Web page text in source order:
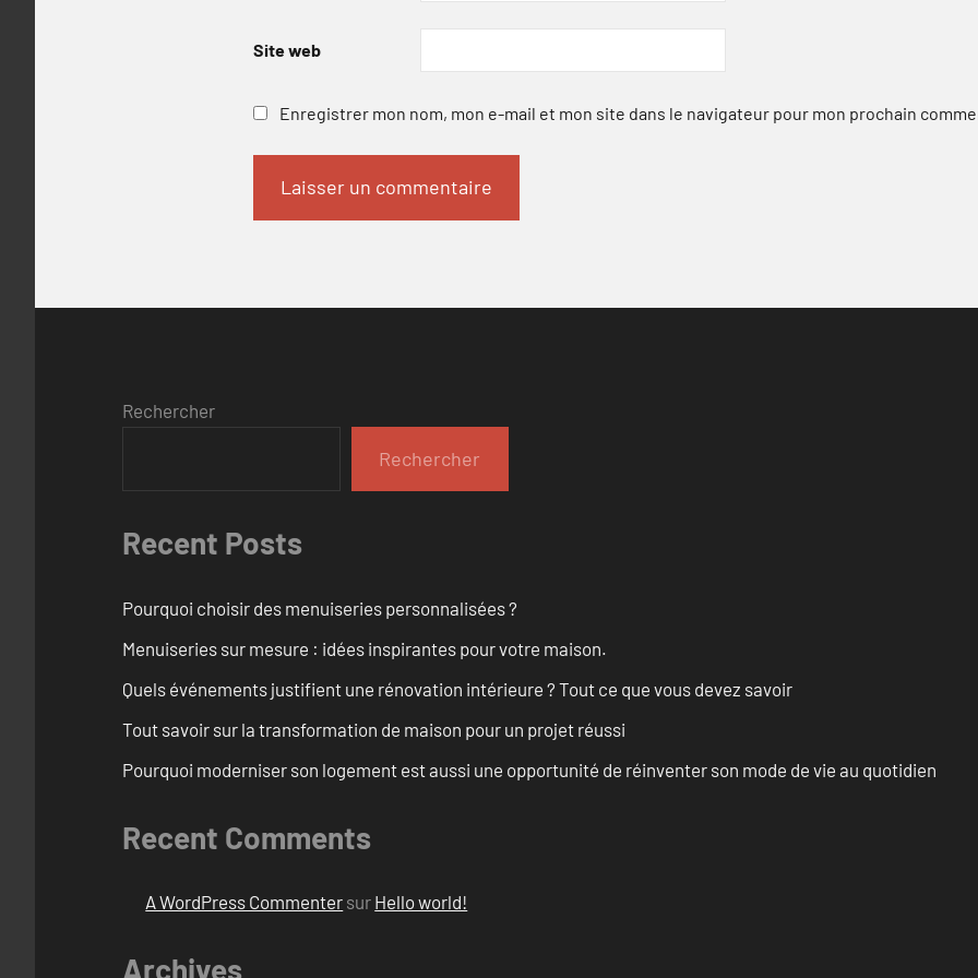
Site web
Enregistrer mon nom, mon e-mail et mon site dans le navigateur pour mon prochain
Rechercher
Rechercher
Recent Posts
Pourquoi choisir des menuiseries personnalisées ?
Menuiseries sur mesure : idées inspirantes pour votre maison.
Quels événements justifient une rénovation intérieure ? Tout ce que vous devez savoir
Tout savoir sur la transformation de maison pour un projet réussi
Pourquoi moderniser son logement est aussi une opportunité de réinventer son mode de vie au quotidien
Recent Comments
A WordPress Commenter sur Hello world!
Archives